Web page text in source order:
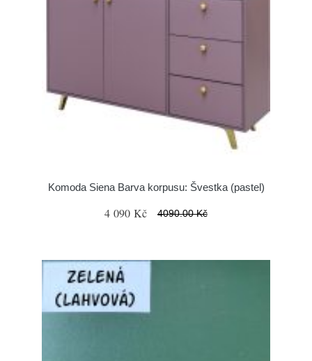
Komoda Siena Barva korpusu: Švestka (pastel)
4 090 Kč 4090.00 Kč